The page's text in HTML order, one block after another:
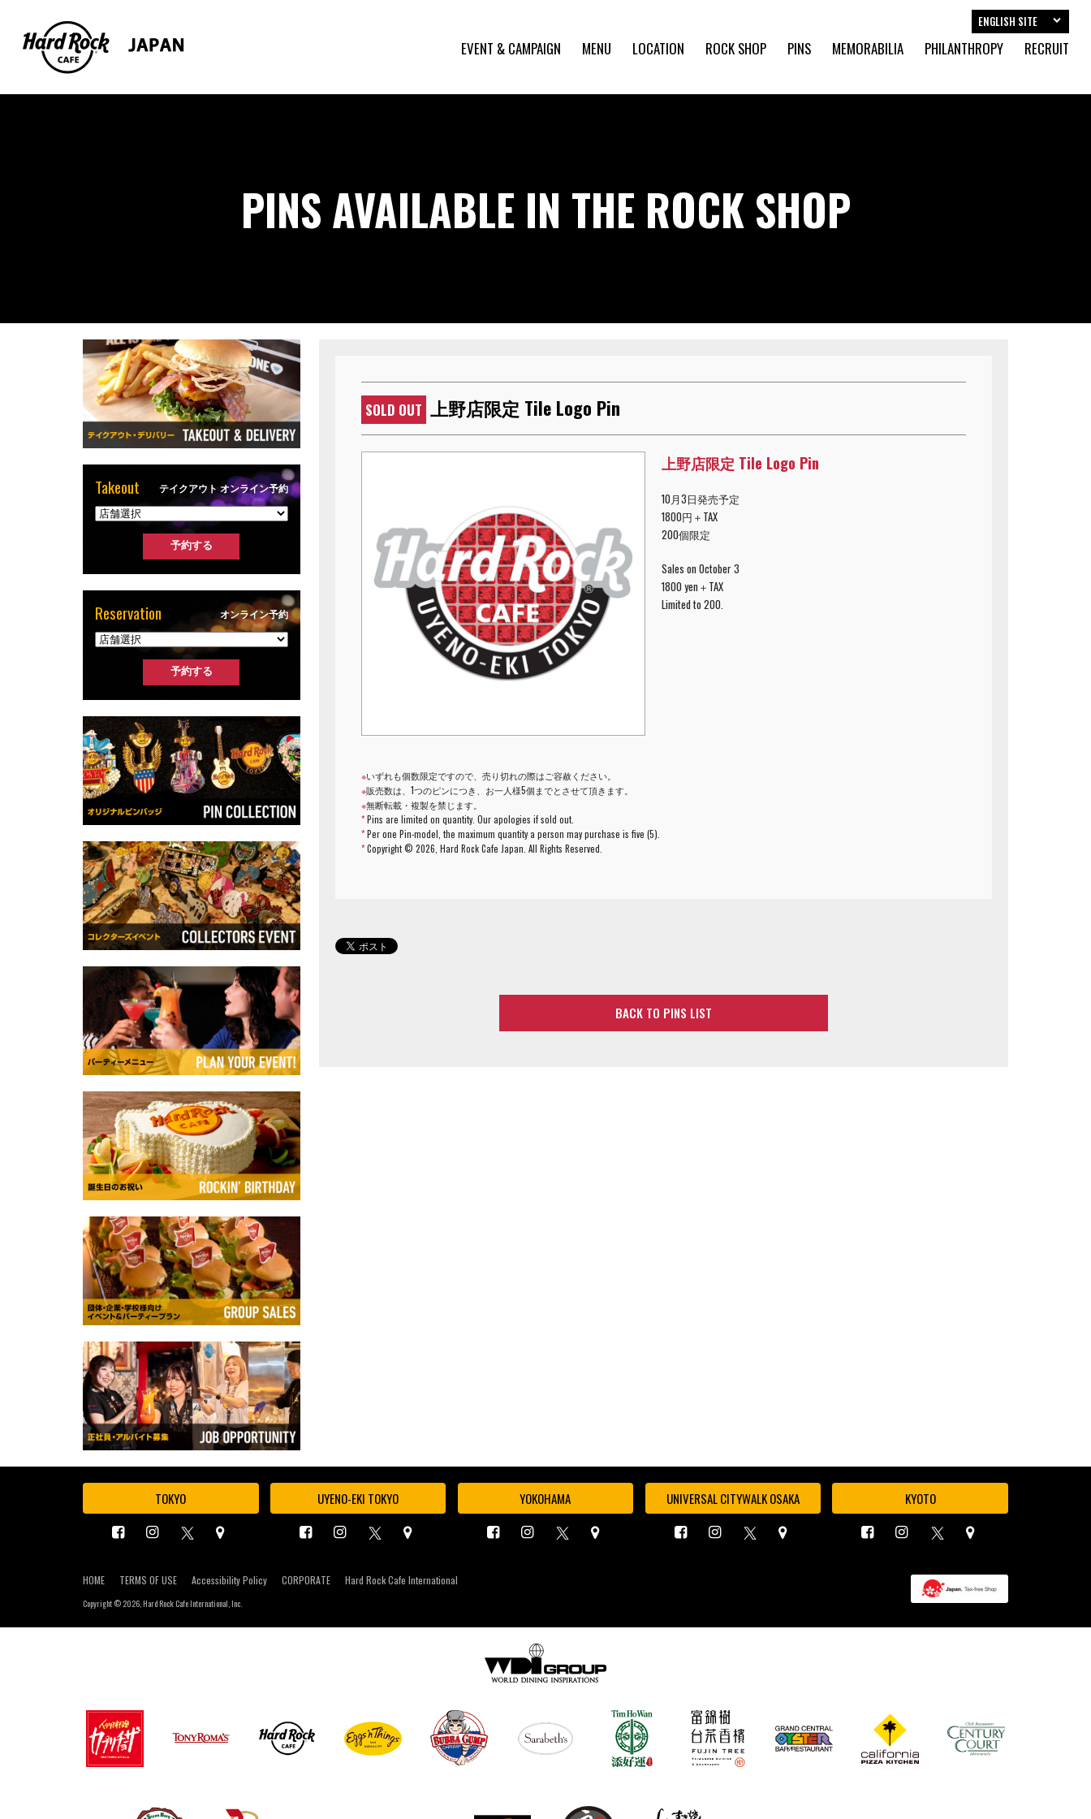
EVENT & CAMPAIGN MENU LOCATION ROCK SHOP PINS MEMORABILIA PHILANTHROPY RECRUIT
ENGLISH SITE
PINS AVAILABLE IN THE ROCK SHOP
SOLD OUT 上野店限定 Tile Logo Pin
上野店限定 Tile Logo Pin
10月3日発売予定
1800円＋TAX
200個限定
Sales on October 3
1800 yen＋TAX
Limited to 200.
※いずれも個数限定ですので、売り切れの際はご容赦ください。
※販売数は、1つのピンにつき、お一人様5個までとさせて頂きます。
※無断転載・複製を禁じます。
*Pins are limited on quantity. Our apologies if sold out.
*Per one Pin-model, the maximum quantity a person may purchase is five (5).
*Copyright ©2026, Hard Rock Cafe Japan. All Rights Reserved.
BACK TO PINS LIST
Takeout テイクアウト オンライン予約
Reservation オンライン予約
TOKYO UYENO-EKI TOKYO YOKOHAMA UNIVERSAL CITYWALK OSAKA KYOTO
HOME TERMS OF USE Accessibility Policy CORPORATE Hard Rock Cafe International
Copyright © 2026, Hard Rock Cafe International, Inc.